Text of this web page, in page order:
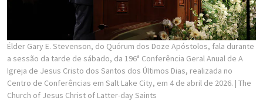
Élder Gary E. Stevenson, do Quórum dos Doze Apóstolos, fala durante
a sessão da tarde de sábado, da 196ª Conferência Geral Anual de A
Igreja de Jesus Cristo dos Santos dos Últimos Dias, realizada no
Centro de Conferências em Salt Lake City, em 4 de abril de 2026. | The
Church of Jesus Christ of Latter-day Saints